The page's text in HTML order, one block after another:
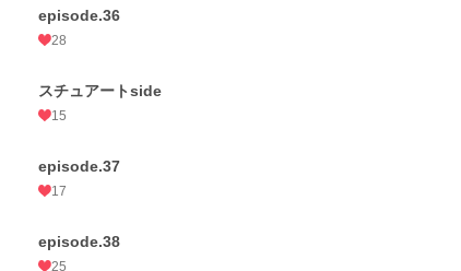
episode.36
28
スチュアートside
15
episode.37
17
episode.38
25